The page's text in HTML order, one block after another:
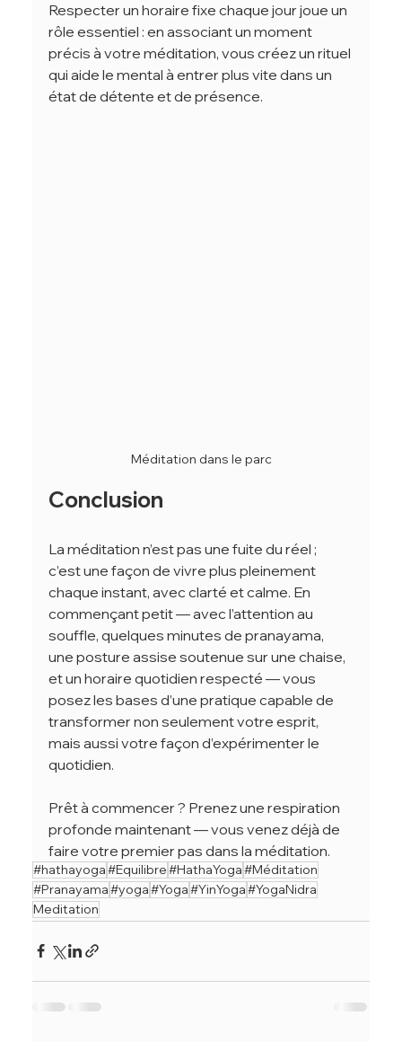
Respecter un horaire fixe chaque jour joue un
rôle essentiel : en associant un moment
précis à votre méditation, vous créez un rituel
qui aide le mental à entrer plus vite dans un
état de détente et de présence.
Méditation dans le parc
Conclusion
La méditation n’est pas une fuite du réel ;
c’est une façon de vivre plus pleinement
chaque instant, avec clarté et calme. En
commençant petit — avec l’attention au
souffle, quelques minutes de pranayama,
une posture assise soutenue sur une chaise,
et un horaire quotidien respecté — vous
posez les bases d’une pratique capable de
transformer non seulement votre esprit,
mais aussi votre façon d’expérimenter le
quotidien.
Prêt à commencer ? Prenez une respiration
profonde maintenant — vous venez déjà de
faire votre premier pas dans la méditation.
#hathayoga#Equilibre#HathaYoga#Méditation
#Pranayama#yoga#Yoga#YinYoga#YogaNidra
Meditation